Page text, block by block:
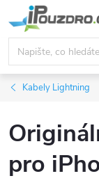
na
obsah
Kabely Lightning
pro